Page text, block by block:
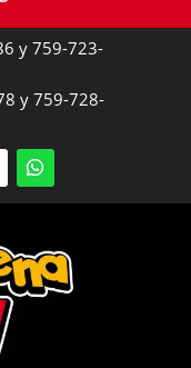
y 759-723-
y 759-728-